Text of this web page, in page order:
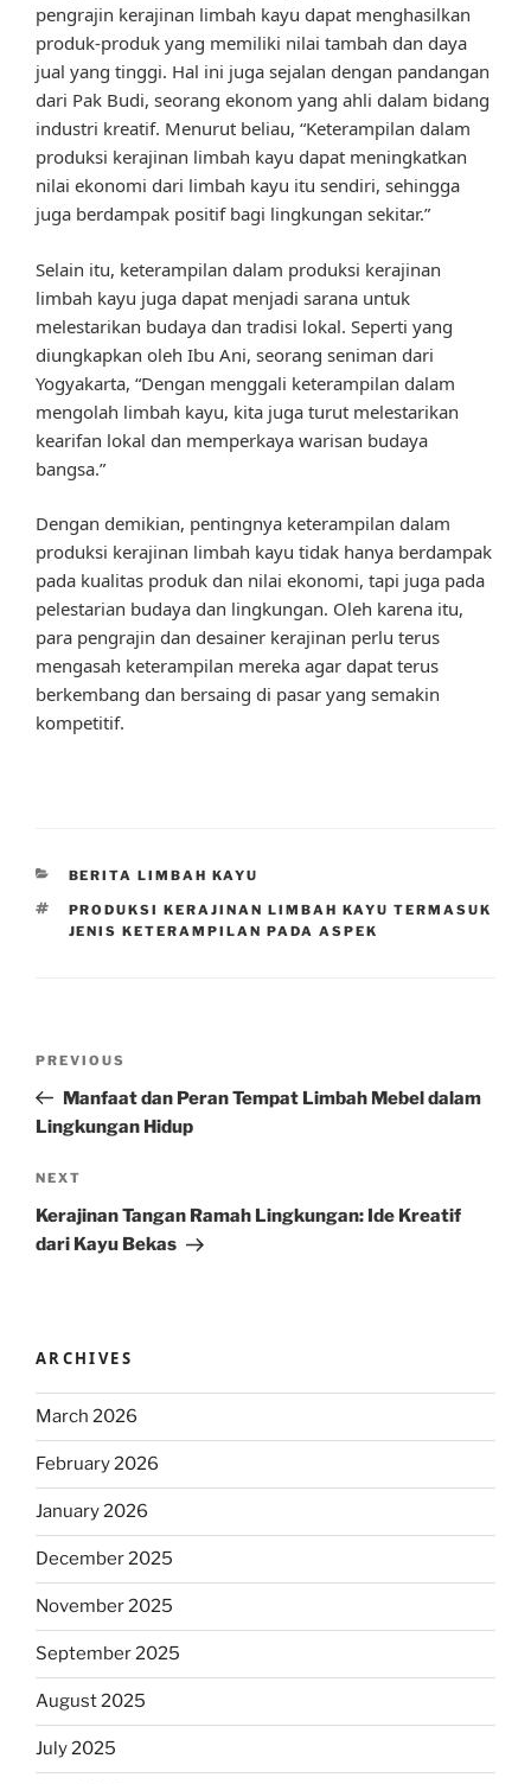
pengrajin kerajinan limbah kayu dapat menghasilkan
produk-produk yang memiliki nilai tambah dan daya
jual yang tinggi. Hal ini juga sejalan dengan pandangan
dari Pak Budi, seorang ekonom yang ahli dalam bidang
industri kreatif. Menurut beliau, “Keterampilan dalam
produksi kerajinan limbah kayu dapat meningkatkan
nilai ekonomi dari limbah kayu itu sendiri, sehingga
juga berdampak positif bagi lingkungan sekitar.”
Selain itu, keterampilan dalam produksi kerajinan
limbah kayu juga dapat menjadi sarana untuk
melestarikan budaya dan tradisi lokal. Seperti yang
diungkapkan oleh Ibu Ani, seorang seniman dari
Yogyakarta, “Dengan menggali keterampilan dalam
mengolah limbah kayu, kita juga turut melestarikan
kearifan lokal dan memperkaya warisan budaya
bangsa.”
Dengan demikian, pentingnya keterampilan dalam
produksi kerajinan limbah kayu tidak hanya berdampak
pada kualitas produk dan nilai ekonomi, tapi juga pada
pelestarian budaya dan lingkungan. Oleh karena itu,
para pengrajin dan desainer kerajinan perlu terus
mengasah keterampilan mereka agar dapat terus
berkembang dan bersaing di pasar yang semakin
kompetitif.
CATEGORIES
BERITA LIMBAH KAYU
TAGS
PRODUKSI KERAJINAN LIMBAH KAYU TERMASUK
JENIS KETERAMPILAN PADA ASPEK
Previous
Post
PREVIOUS
Manfaat dan Peran Tempat Limbah Mebel dalam
Lingkungan Hidup
Next
Post
NEXT
Kerajinan Tangan Ramah Lingkungan: Ide Kreatif
dari Kayu Bekas
ARCHIVES
March 2026
February 2026
January 2026
December 2025
November 2025
September 2025
August 2025
July 2025